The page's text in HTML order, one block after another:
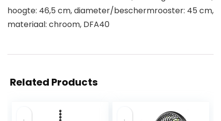
hoogte: 46,5 cm, diameter/beschermrooster: 45 cm,
materiaal: chroom, DFA40
Related Products